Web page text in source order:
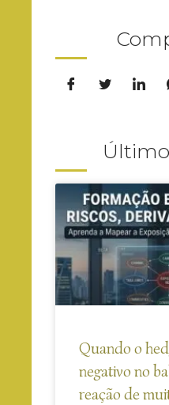
Quando o
negativo no
reação de